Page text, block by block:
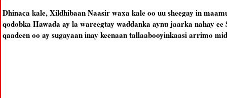
Dhinaca kale, Xildhibaan Naasir waxa kale oo uu sheegay in
qodobka Hawada ay la wareegtay waddanka aynu jaarka nahay
qaadeen oo ay sugayaan inay keenaan tallaabooyinkaasi arrimo